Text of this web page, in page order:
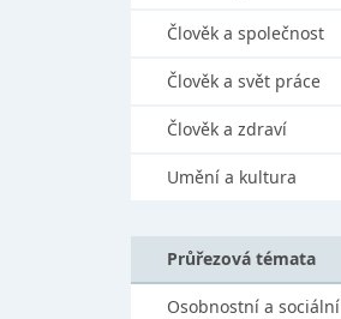
Člověk a společnost
Člověk a svět práce
Člověk a zdraví
Umění a kultura
Průřezová témata
Osobnostní a sociální